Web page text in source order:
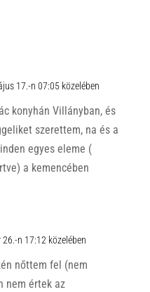
17.-n 07:05 közelében
konyhán Villányban, és
szerettem, na és a
egyes eleme (
a kemencében
n 17:12 közelében
nőttem fel (nem
nem értek az